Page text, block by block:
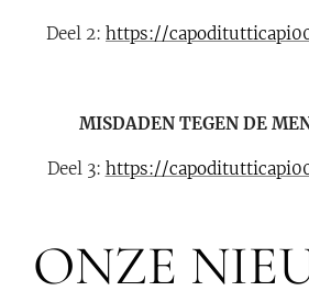
Deel 2: https://
MISDADEN TEGEN DE
Deel 3: https://
ONZE